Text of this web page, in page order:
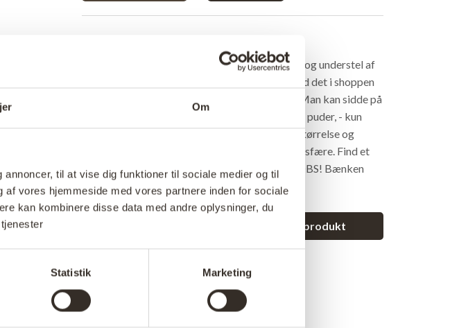
Om
til at vise dig funktioner til sociale medier og til
vores hjemmeside med vores partnere inden for sociale
kan kombinere disse data med andre oplysninger, du
Statistik Marketing
Lang bænk i genanvendt træ med rå jernkanter og understel af
jern. Bænken er flot til bordet der passer til (find det i shoppen
under SG0334), men er også super skøn alene. Man kan sidde på
den eller pynte den med vaser, lamper, bøger og puder, - kun
fantasien sætter grænser. Bænken vil med sin størrelse og
flotte udtryk sprede en rustik og hyggelig atmosfære. Find et
matchende bord under varenummer: SG0334 OBS! Bænken
kræver specialtransport.
Stil et spørgsmål vedrørende dette produkt